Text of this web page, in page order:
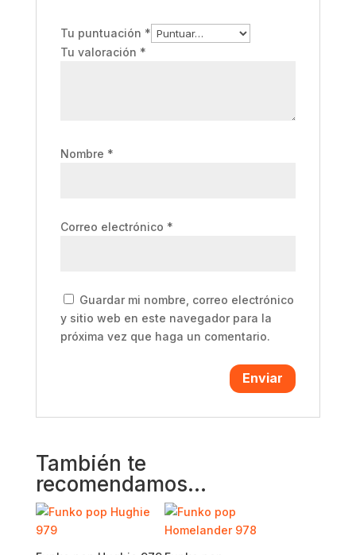
Tu puntuación *
Tu valoración *
Nombre *
Correo electrónico *
Guardar mi nombre, correo electrónico
y sitio web en este navegador para la
próxima vez que haga un comentario.
También te
recomendamos…